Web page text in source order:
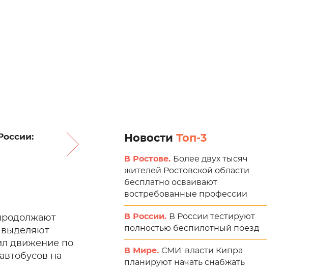
выделяют
движение по
на
Новости Топ-3
В Ростове. Более двух тысяч
жителей Ростовской области
бесплатно осваивают
востребованные профессии
В России. В России тестируют
полностью беспилотный поезд
В Мире. СМИ: власти Кипра
планируют начать снабжать